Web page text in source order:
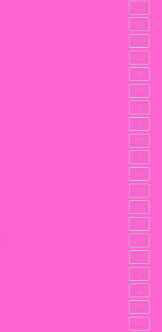
2
14
10
7
9
1
3
2
25
2
1
4
1
1
1
2
2
2
1
1